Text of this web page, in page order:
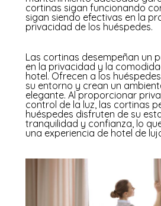
cortinas sigan funcionando
sigan siendo efectivas en la
privacidad de los huéspedes.
Las cortinas desempeñan un
en la privacidad y la
hotel. Ofrecen a los
su entorno y crean un
elegante. Al proporcionar
control de la luz, las cortinas
huéspedes disfruten de su
tranquilidad y confianza, lo
una experiencia de hotel de